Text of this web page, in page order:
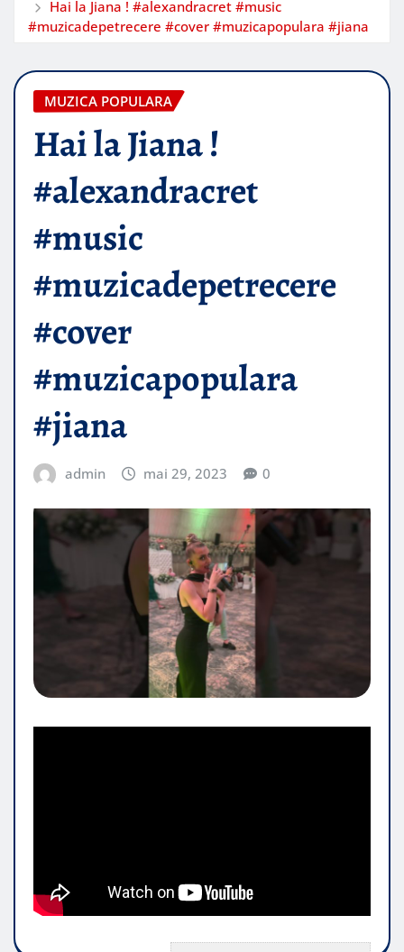
Hai la Jiana ! #alexandracret #music
#muzicadepetrecere #cover #muzicapopulara #jiana
MUZICA POPULARA
Hai la Jiana !
#alexandracret
#music
#muzicadepetrecere
#cover
#muzicapopulara
#jiana
admin mai 29, 2023 0